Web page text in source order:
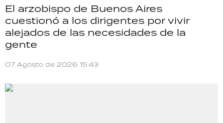
El arzobispo de Buenos Aires
cuestionó a los dirigentes por vivir
alejados de las necesidades de la
gente
07 Agosto de 2026 15:43